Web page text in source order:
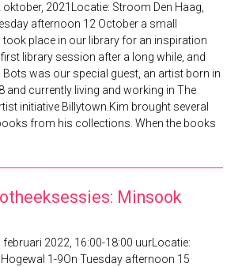
2021Locatie: Stroom Den Haag,
afternoon 12 October a small
place in our library for an inspiration
library session after a long while, and
Bots was our special guest, an artist born in
and currently living and working in The
initiative Billytown.Kim brought several
from his collections. When the books
Minsook
2022, 16:00-18:00 uurLocatie:
1-9On Tuesday afternoon 15